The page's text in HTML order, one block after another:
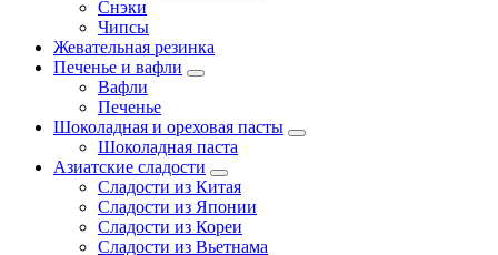
Снэки
Чипсы
Жевательная резинка
Печенье и вафли
Вафли
Печенье
Шоколадная и ореховая пасты
Шоколадная паста
Азиатские сладости
Сладости из Китая
Сладости из Японии
Сладости из Кореи
Сладости из Вьетнама